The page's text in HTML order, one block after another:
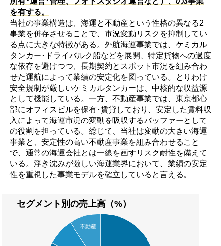
を有する。
当社の事業構造は、海運と不動産という性格の異なる2
事業を併存させることで、市況変動リスクを抑制してい
る点に大きな特徴がある。外航海運事業では、ケミカル
タンカー･ドライバルク船などを展開、特定貨物への過度
な依存を避けつつ、長期契約とスポット市況を組み合わ
せた運航によって業績の安定化を図っている。とりわけ
安全規制が厳しいケミカルタンカーは、中核的な収益源
として機能している。一方、不動産事業では、東京都心
部にオフィスビルを保有･賃貸しており、安定した賃料収
入によって海運市況の変動を吸収するバッファーとして
の役割を担っている。総じて、当社は変動の大きい海運
事業と、安定性の高い不動産事業を組み合わせること
で、通常の海運会社とは一線を画すリスク耐性を備えて
いる。浮き沈みが激しい海運業界において、業績の安定
性を重視した事業モデルを確立していると言える。
セグメント別の売上高（%）
不動産